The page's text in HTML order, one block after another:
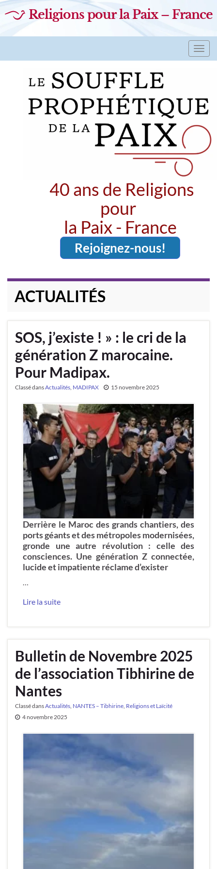
Religions pour la Paix – France
40 ans de Religions
pour
la Paix - France
Rejoignez-nous!
ACTUALITÉS
SOS, j’existe ! » : le cri de la
génération Z marocaine.
Pour Madipax.
Classé dansActualités MADIPAX 15 novembre 2025
Derrière le Maroc des grands chantiers, des
ports géants et des métropoles modernisées,
gronde une autre révolution : celle des
consciences. Une génération Z connectée,
lucide et impatiente réclame d’exister
Lire la suite
Bulletin de Novembre 2025
de l’association Tibhirine de
Nantes
Classé dansActualités NANTES – Tibhirine Religions et Laïcité
4 novembre 2025